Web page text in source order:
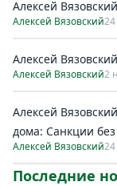
Алексей
Алексей Вязовский
Алексей
Алексей Вязовский2
Алексей
дома: Санкции
Алексей Вязовский
Последние